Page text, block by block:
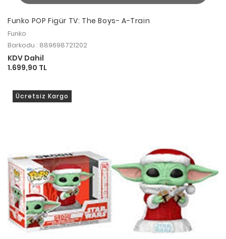
Funko POP Figür TV: The Boys- A-Train
Funko
Barkodu : 889698721202
KDV Dahil
1.699,90 TL
Ücretsiz Kargo